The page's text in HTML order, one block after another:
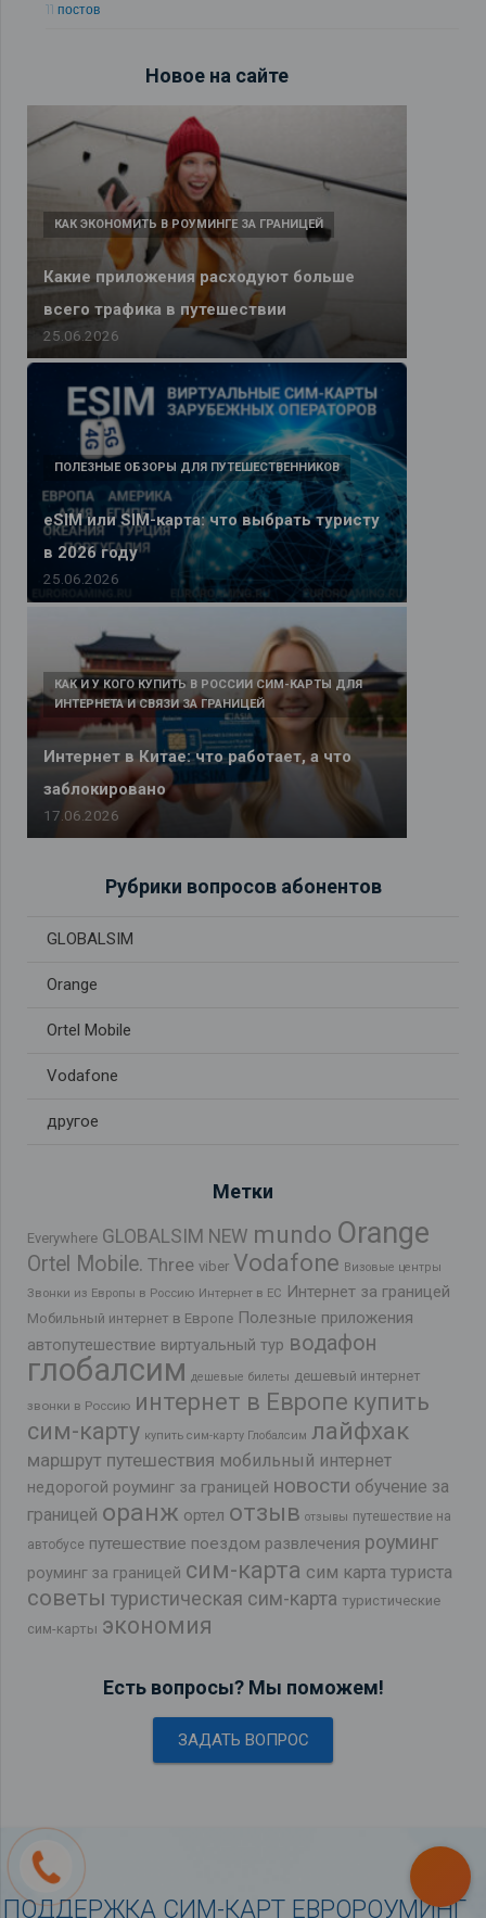
11 постов
Новое на сайте
Какие приложения расходуют больше
всего трафика в путешествии
КАК ЭКОНОМИТЬ В РОУМИНГЕ ЗА ГРАНИЦЕЙ
25.06.2026
eSIM или SIM-карта: что выбрать туристу
в 2026 году
ПОЛЕЗНЫЕ ОБЗОРЫ ДЛЯ ПУТЕШЕСТВЕННИКОВ
25.06.2026
Интернет в Китае: что работает, а что
заблокировано
КАК И У КОГО КУПИТЬ В РОССИИ СИМ-КАРТЫ ДЛЯ
ИНТЕРНЕТА И СВЯЗИ ЗА ГРАНИЦЕЙ
17.06.2026
Рубрики вопросов абонентов
GLOBALSIM
Orange
Ortel Mobile
Vodafone
другое
Метки
Everywhere GLOBALSIM NEW mundo Orange
Ortel Mobile. Three viber Vodafone Визовые центры
Звонки из Европы в Россию Интернет в ЕС Интернет за границей
Мобильный интернет в Европе Полезные приложения
автопутешествие виртуальный тур водафон
глобалсим дешевые билеты дешевый интернет
звонки в Россию интернет в Европе купить
сим-карту купить сим-карту Глобалсим лайфхак
маршрут путешествия мобильный интернет
недорогой роуминг за границей новости обучение за
границей оранж ортел отзыв отзывы путешествие на
автобусе путешествие поездом развлечения роуминг
роуминг за границей сим-карта сим карта туриста
советы туристическая сим-карта туристические
сим-карты экономия
Есть вопросы? Мы поможем!
ЗАДАТЬ ВОПРОС
ПОДДЕРЖКА СИМ-КАРТ ЕВРОРОУМИНГ